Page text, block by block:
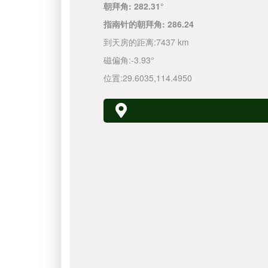
朝拜角: 282.31°
指南针的朝拜角: 286.24
到天房的距离:7437 km
磁偏角:-3.93°
位置:29.6035,114.4950